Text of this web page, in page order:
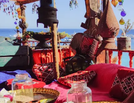
Dahabeya Lusso
Egitto Agosto
Tour Giordania
Altri